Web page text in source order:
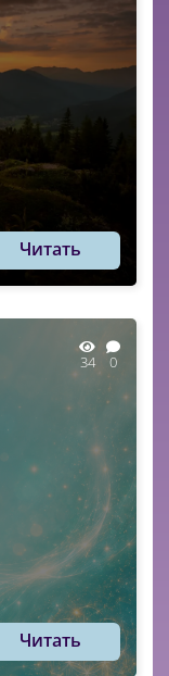
Читать
34 0
Читать